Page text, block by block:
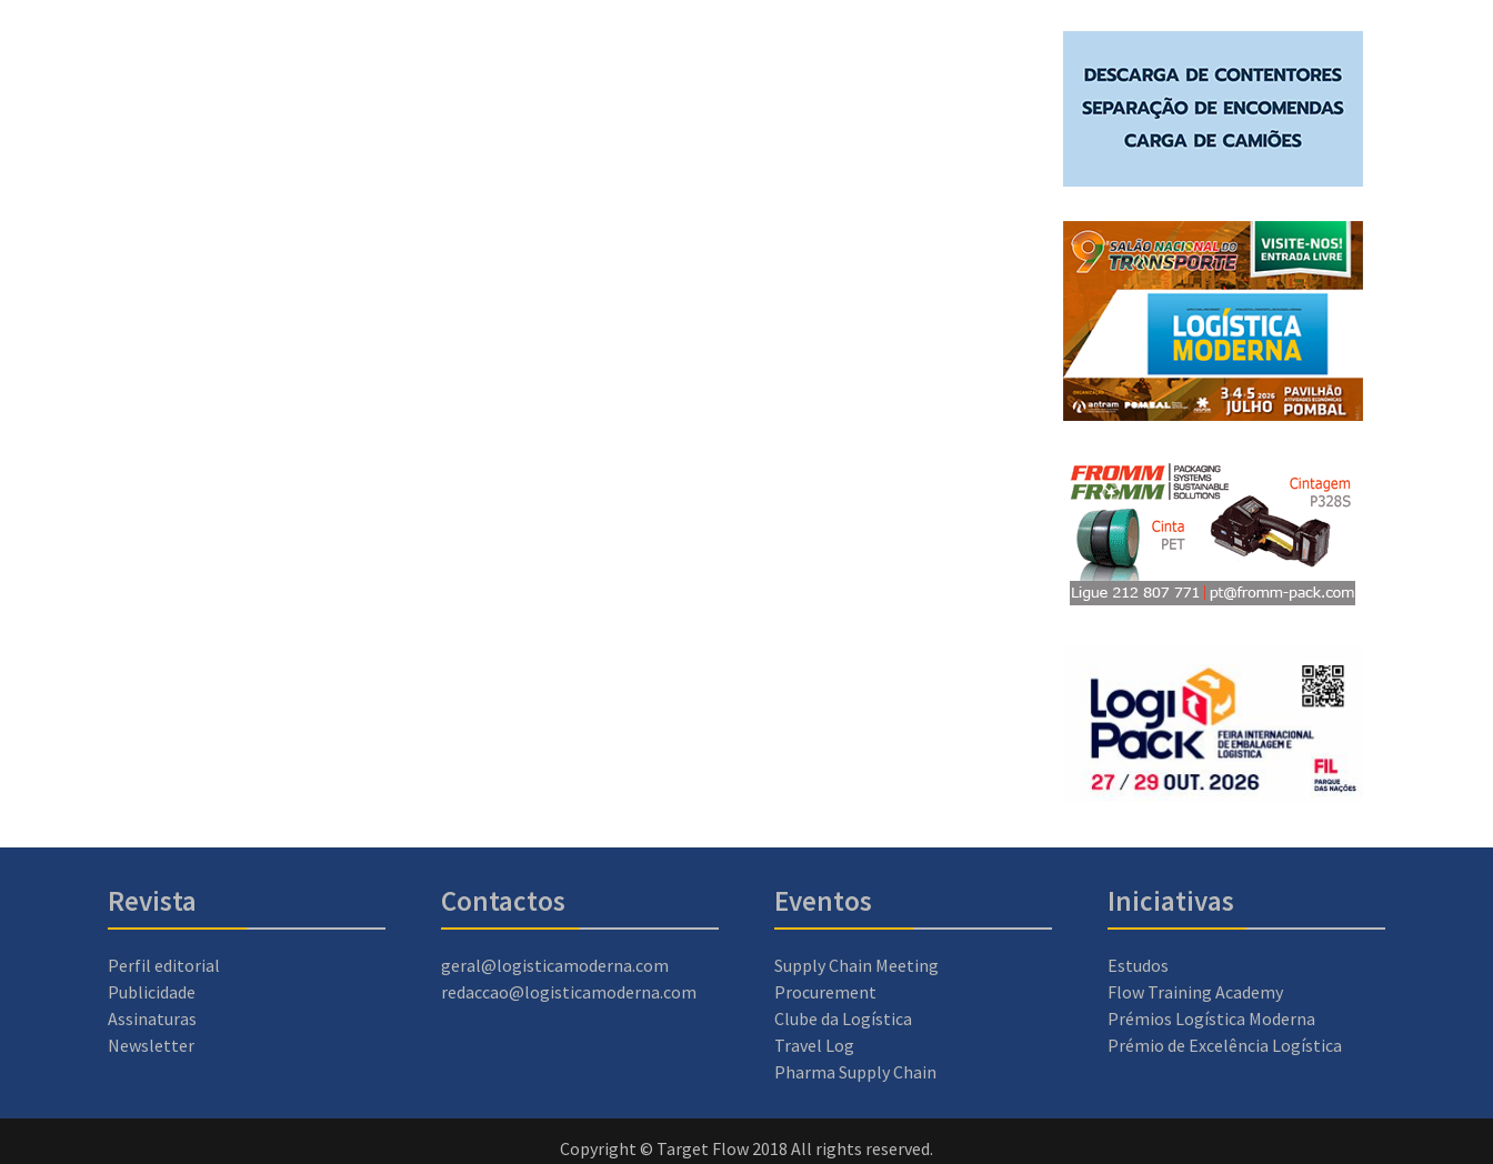
Revista
Perfil editorial
Publicidade
Assinaturas
Newsletter
Contactos
geral@logisticamoderna.com
redaccao@logisticamoderna.com
Eventos
Supply Chain Meeting
Procurement
Clube da Logística
Travel Log
Pharma Supply Chain
Iniciativas
Estudos
Flow Training Academy
Prémios Logística Moderna
Prémio de Excelência Logística
Copyright © Target Flow 2018 All rights reserved.